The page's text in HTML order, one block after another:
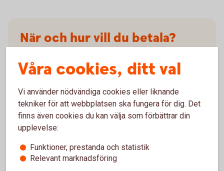
När och hur vill du betala?
Betala hela beloppet räntefritt
slipper du ränta. Detta på grund av att du får
upp till 55 dagars räntefri kredit, beroende på
när i månaden du använt kortet.
Dela upp beloppet och betala i
omgångar, med ränta
Om du väljer att delbetala krediten tillkommer
Våra cookies, ditt val
Vi använder nödvändiga cookies eller liknande
tekniker för att webbplatsen ska fungera för dig. Det
finns även cookies du kan välja som förbättrar din
upplevelse:
Funktioner, prestanda och statistik
Relevant marknadsföring